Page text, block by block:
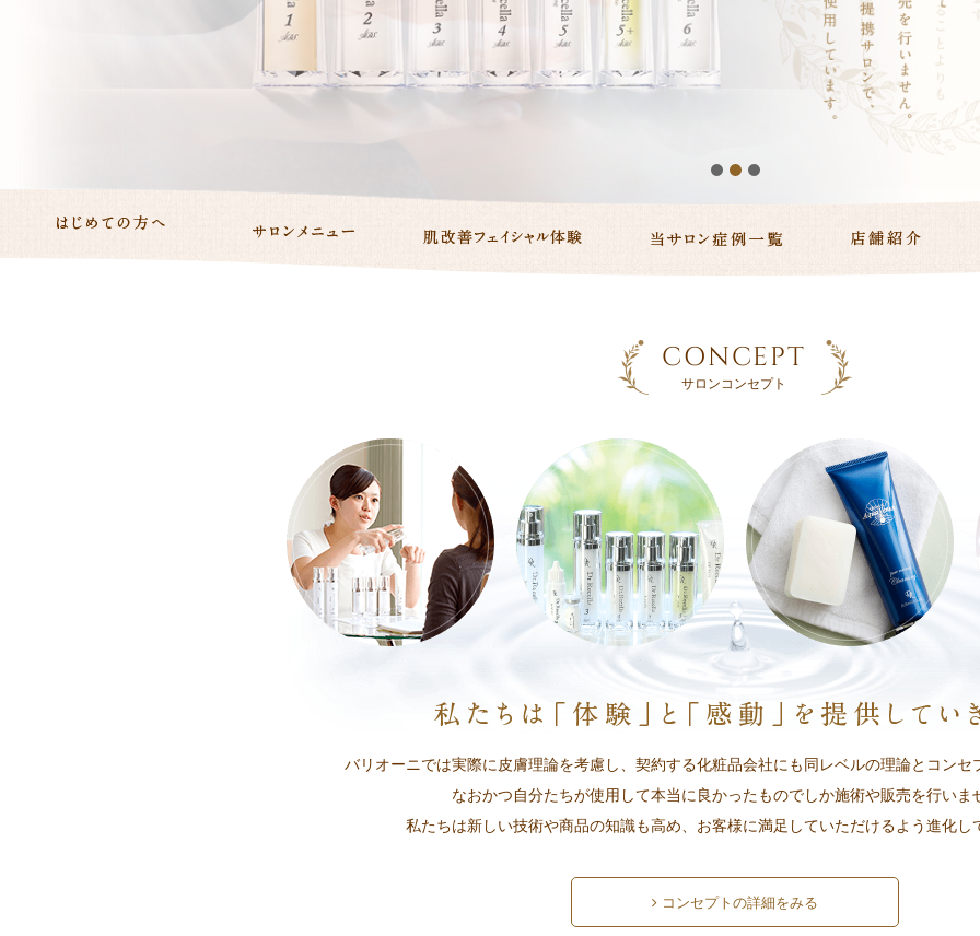
CONCEPT
サロンコンセプト
バリオーニでは実際に皮膚理論を考慮し、 契約する化粧品会社にも同レベルの理論と コンセ
なおかつ自分たちが使用して本当に 良かったものでしか施術や販売を行いま
私たちは新しい技術や商品の知識も高め、 お客様に満足していただけるよう進化し
コンセプトの詳細をみる